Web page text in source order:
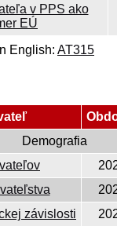
v PPS ako
EÚ
English: AT315
Demografia
závislosti